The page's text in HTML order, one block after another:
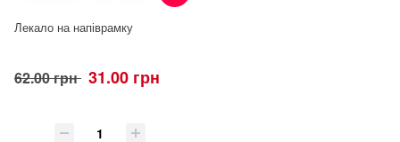
Лекало на напіврамку
62.00 грн 31.00 грн